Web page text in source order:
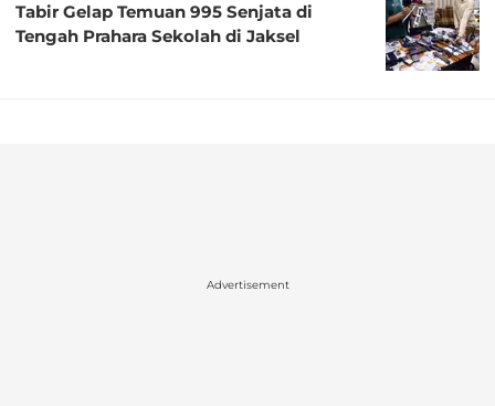
Tabir Gelap Temuan 995 Senjata di
Tengah Prahara Sekolah di Jaksel
Advertisement